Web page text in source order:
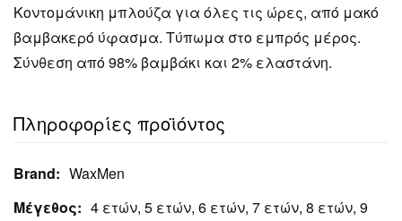
Κοντομάνικη μπλούζα για όλες τις ώρες, από μακό
βαμβακερό ύφασμα. Τύπωμα στο εμπρός μέρος.
Σύνθεση από 98% βαμβάκι και 2% ελαστάνη.
Πληροφορίες προϊόντος
Brand: WaxMen
Μέγεθος: 4 ετών, 5 ετών, 6 ετών, 7 ετών, 8 ετών, 9